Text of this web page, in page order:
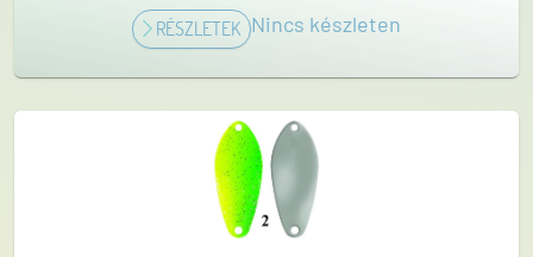
RÉSZLETEK Nincs készleten